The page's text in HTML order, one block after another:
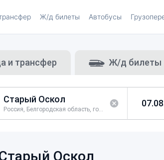
Ж/д билеты Автобусы
и трансфер Ж/д билеты
Россия, Белгородская область, город Старый Оскол
Оскол